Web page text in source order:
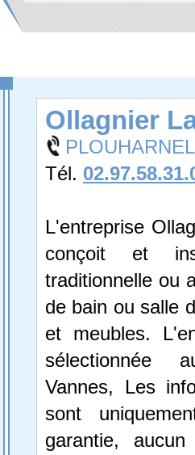
Ollagnier
Tél.
L'entreprise
conçoit et
traditionnelle ou
de bain ou salle
et meubles.
sélectionnée
Vannes, Les
sont
garantie,